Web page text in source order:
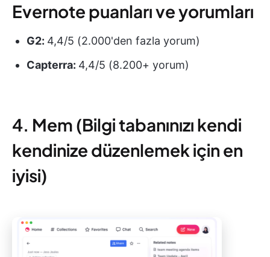
Evernote puanları ve yorumları
G2: 4,4/5 (2.000'den fazla yorum)
Capterra: 4,4/5 (8.200+ yorum)
4. Mem (Bilgi tabanınızı kendi
kendinize düzenlemek için en
iyisi)